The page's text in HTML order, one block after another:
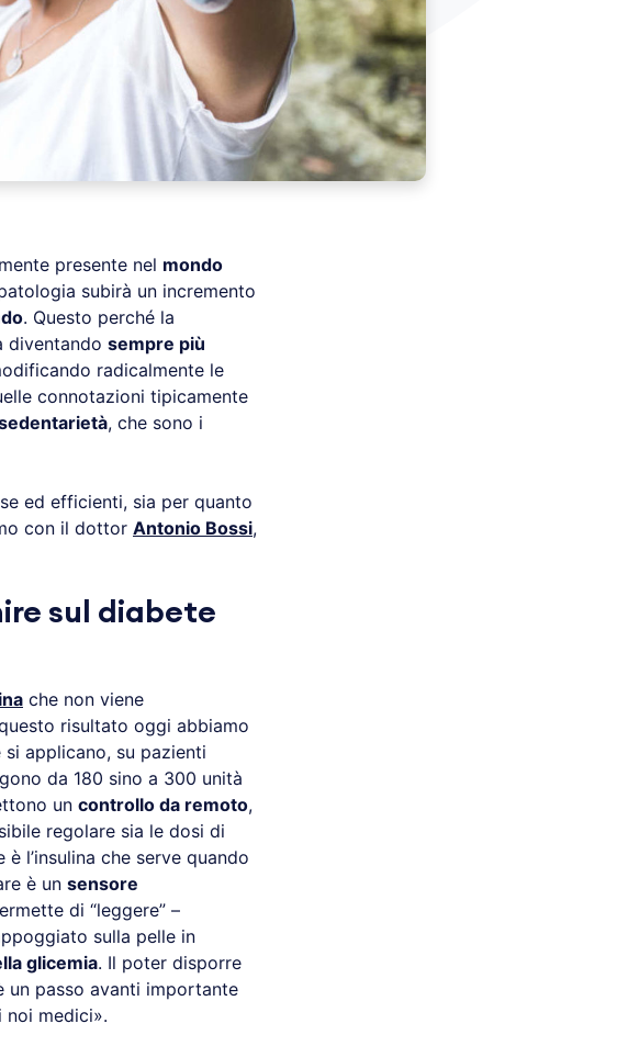
presente nel mondo
subirà un incremento
. Questo perché la
diventando sempre più
radicalmente le
connotazioni tipicamente
, che sono i
ed efficienti, sia per quanto
con il dottor Antonio Bossi,
sul diabete
che non viene
risultato oggi abbiamo
si applicano, su pazienti
da 180 sino a 300 unità
un controllo da remoto,
regolare sia le dosi di
è l’insulina che serve quando
è un sensore
di “leggere” –
sulla pelle in
glicemia. Il poter disporre
passo avanti importante
noi medici».